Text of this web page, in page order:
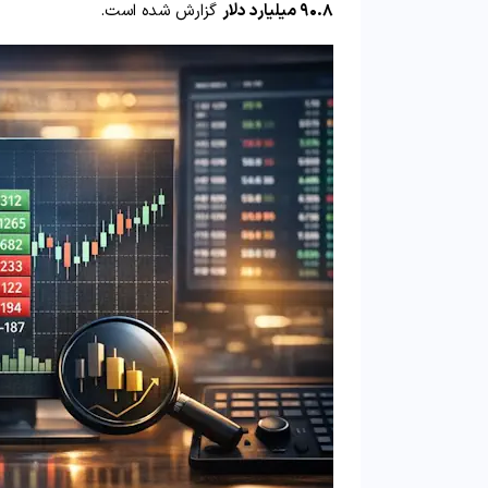
۹۰.۸ میلیارد دلار گزارش شده است.